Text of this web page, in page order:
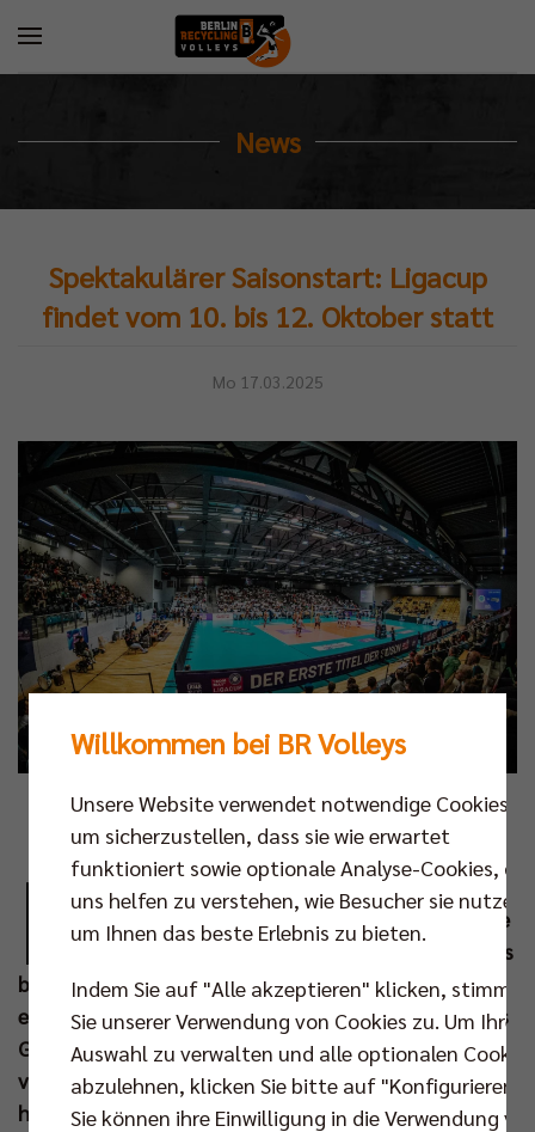
News
Spektakulärer Saisonstart: Ligacup
findet vom 10. bis 12. Oktober statt
Mo 17.03.2025
Foto: Justus Stegemann
D
ie Volleyball Bundesliga startet auch in der
Saison 2025/26 mit dem Ligacup in die neue
Spielzeit. Vom 10. bis zum 12. Okt findet das
beliebte Auftaktturnier mit allen Bundesligisten
erneut in Hildesheim/Giesen statt. Die Helios Grizzlys
Giesen fungieren dabei, wie bereits in den
vergangenen drei Jahren, als Gastgeber des
hochkarätigen Turniers.
Willkommen bei BR Volleys
Unsere Website verwendet notwendige Cookies,
um sicherzustellen, dass sie wie erwartet
funktioniert sowie optionale Analyse-Cookies, die
uns helfen zu verstehen, wie Besucher sie nutzen,
um Ihnen das beste Erlebnis zu bieten.
Indem Sie auf "Alle akzeptieren" klicken, stimmen
Sie unserer Verwendung von Cookies zu. Um Ihre
Auswahl zu verwalten und alle optionalen Cookies
abzulehnen, klicken Sie bitte auf "Konfigurieren".
Sie können ihre Einwilligung in die Verwendung